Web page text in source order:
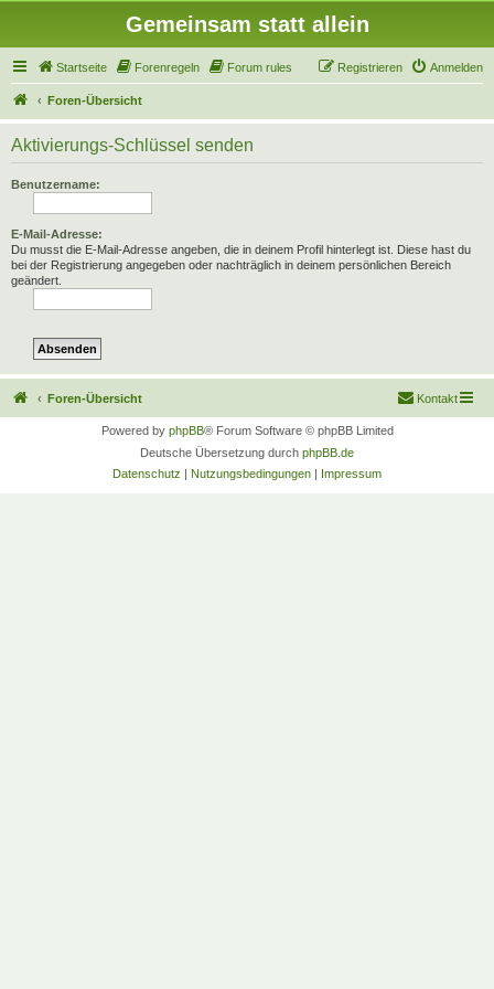
Gemeinsam statt allein
Startseite Forenregeln Forum rules Anmelden
Registrieren
Foren-Übersicht
Aktivierungs-Schlüssel senden
Benutzername:
E-Mail-Adresse:
Du musst die E-Mail-Adresse angeben, die in deinem Profil hinterlegt ist. Diese hast du
bei der Registrierung angegeben oder nachträglich in deinem persönlichen Bereich
geändert.
Foren-Übersicht Kontakt
Powered by phpBB® Forum Software © phpBB Limited
Deutsche Übersetzung durch phpBB.de
Datenschutz | Nutzungsbedingungen | Impressum